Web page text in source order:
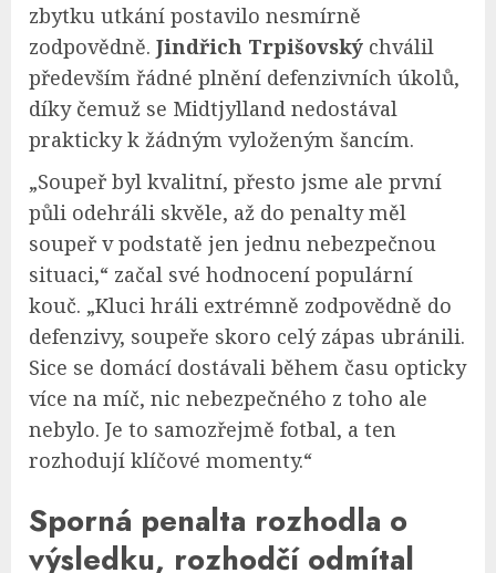
zbytku utkání postavilo nesmírně
zodpovědně. Jindřich Trpišovský chválil
především řádné plnění defenzivních úkolů,
díky čemuž se Midtjylland nedostával
prakticky k žádným vyloženým šancím.
„Soupeř byl kvalitní, přesto jsme ale první
půli odehráli skvěle, až do penalty měl
soupeř v podstatě jen jednu nebezpečnou
situaci,“ začal své hodnocení populární
kouč. „Kluci hráli extrémně zodpovědně do
defenzivy, soupeře skoro celý zápas ubránili.
Sice se domácí dostávali během času opticky
více na míč, nic nebezpečného z toho ale
nebylo. Je to samozřejmě fotbal, a ten
rozhodují klíčové momenty.“
Sporná penalta rozhodla o
výsledku, rozhodčí odmítal